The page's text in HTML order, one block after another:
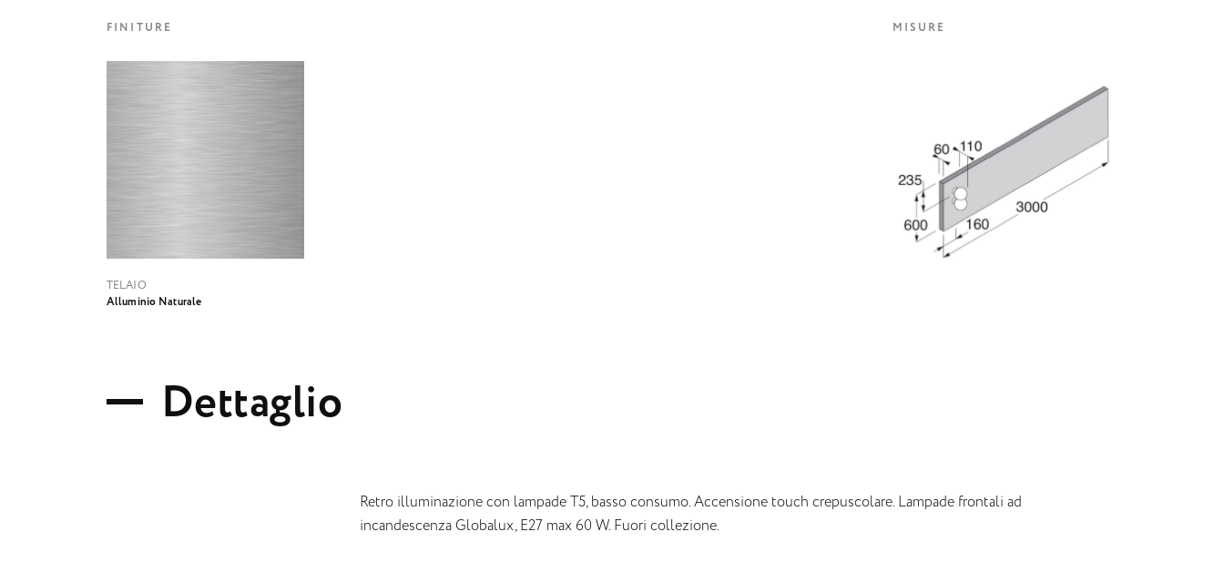
FINITURE
TELAIO
Alluminio Naturale
MISURE
Dettaglio
Retro illuminazione con lampade T5, basso consumo. Accensione touch crepuscolare. Lampade frontali ad
incandescenza Globalux, E27 max 60 W. Fuori collezione.